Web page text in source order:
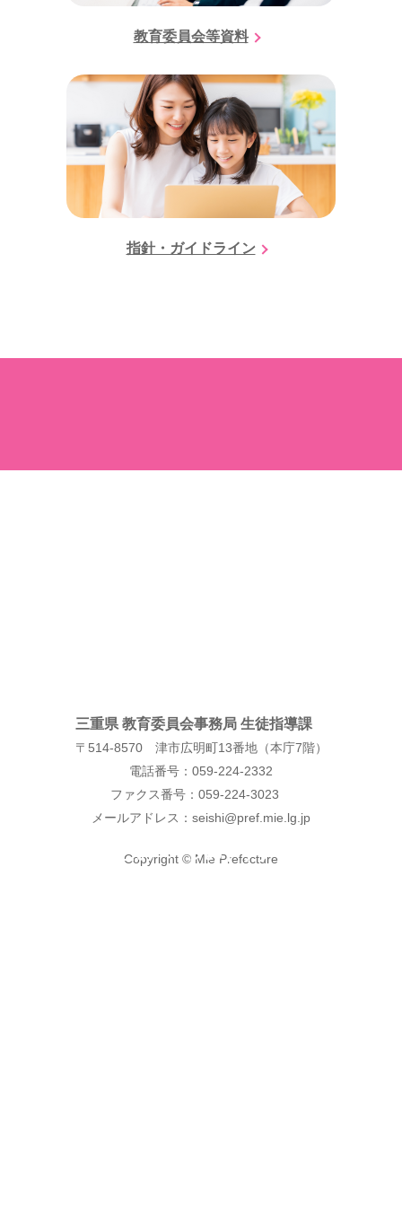
教育委員会等資料
指針・ガイドライン
このページのトップへ
三重県 教育委員会事務局 生徒指導課
〒514-8570 津市広明町13番地（本庁7階）
電話番号：059-224-2332
ファクス番号：059-224-3023
メールアドレス：seishi@pref.mie.lg.jp
Copyright © Mie Prefecture